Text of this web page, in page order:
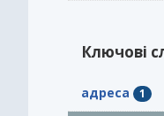
Ключові
адреса 1